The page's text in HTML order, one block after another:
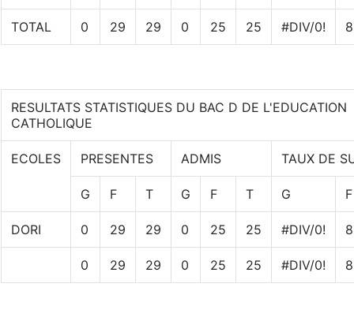
TOTAL 0 29 29 0 25 25 #DIV/0!
RESULTATS STATISTIQUES DU BAC D DE L'EDUCATION
CATHOLIQUE
ECOLES PRESENTES ADMIS TAUX DE
G F T G F T G F
DORI 0 29 29 0 25 25 #DIV/0!
0 29 29 0 25 25 #DIV/0!